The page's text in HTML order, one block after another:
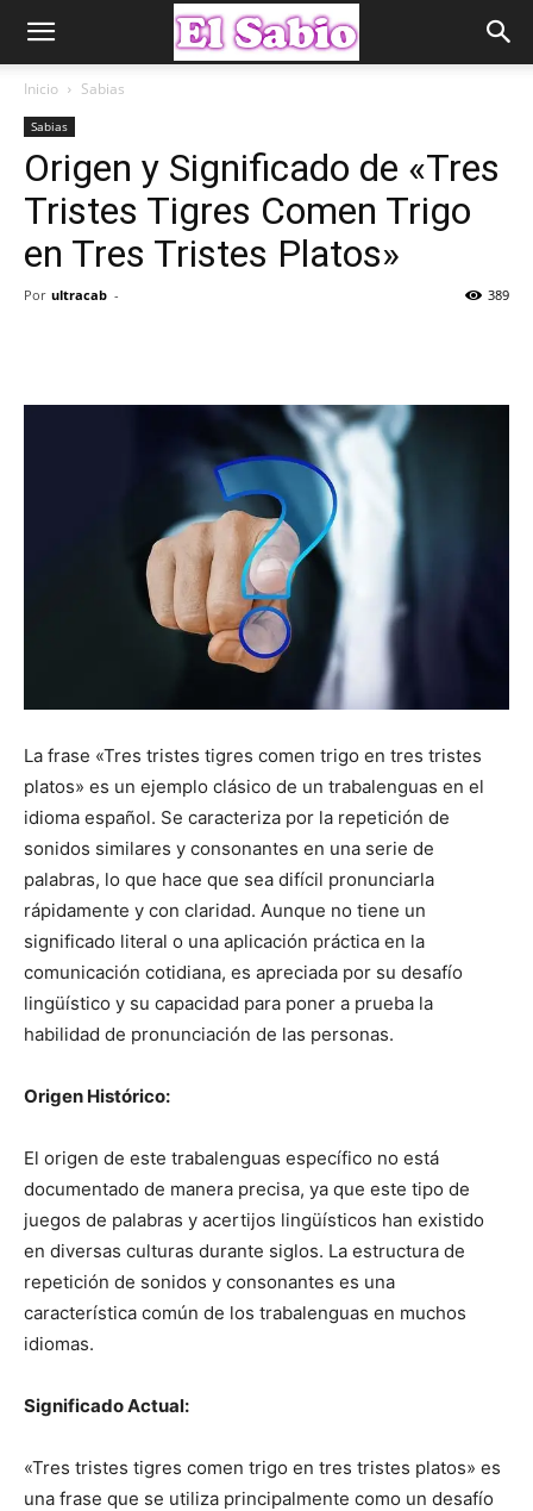
Inicio Sabias
Sabias
Origen y Significado de «Tres
Tristes Tigres Comen Trigo
en Tres Tristes Platos»
Por ultracab - 389
La frase «Tres tristes tigres comen trigo en tres tristes
platos» es un ejemplo clásico de un trabalenguas en el
idioma español. Se caracteriza por la repetición de
sonidos similares y consonantes en una serie de
palabras, lo que hace que sea difícil pronunciarla
rápidamente y con claridad. Aunque no tiene un
significado literal o una aplicación práctica en la
comunicación cotidiana, es apreciada por su desafío
lingüístico y su capacidad para poner a prueba la
habilidad de pronunciación de las personas.
Origen Histórico:
El origen de este trabalenguas específico no está
documentado de manera precisa, ya que este tipo de
juegos de palabras y acertijos lingüísticos han existido
en diversas culturas durante siglos. La estructura de
repetición de sonidos y consonantes es una
característica común de los trabalenguas en muchos
idiomas.
Significado Actual:
«Tres tristes tigres comen trigo en tres tristes platos» es
una frase que se utiliza principalmente como un desafío